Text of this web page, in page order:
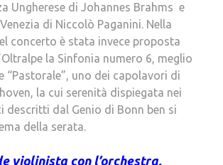
Ungherese di Johannes Brahms e
di Niccolò Paganini. Nella
concerto è stata invece proposta
la Sinfonia numero 6, meglio
“Pastorale”, uno dei capolavori di
la cui serenità dispiegata nei
descritti dal Genio di Bonn ben si
della serata.
violinista con l’orchestra.